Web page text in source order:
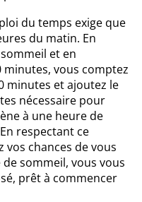
du temps exige que
du matin. En
et en
vous comptez
minutes et ajoutez le
nécessaire pour
à une heure de
respectant ce
chances de vous
sommeil, vous vous
prêt à commencer